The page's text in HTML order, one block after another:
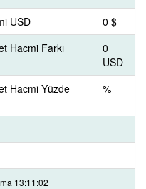
USD
0 $
Hacmi Farkı
0
USD
Hacmi Yüzde
%
13:11:02